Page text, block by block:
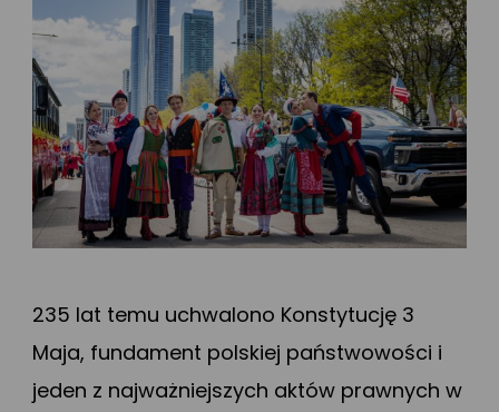
235 lat temu uchwalono Konstytucję 3
Maja, fundament polskiej państwowości i
jeden z najważniejszych aktów prawnych w